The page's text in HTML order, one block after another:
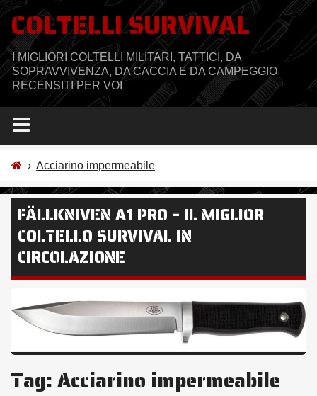
Salta
contenuto
COLTELLI SURVIVAL
I MIGLIORI COLTELLI MILITARI, TATTICI, DA
SOPRAVVIVENZA, DA CACCIA E DA CAMPEGGIO
RECENSITI PER VOI
› Acciarino impermeabile
FÄLLKNIVEN A1 PRO – IL MIGLIOR
COLTELLO SURVIVAL IN
CIRCOLAZIONE
Tag:Acciarino impermeabile